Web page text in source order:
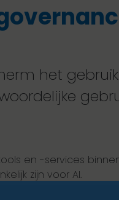
het
en -services
zijn voor AI.